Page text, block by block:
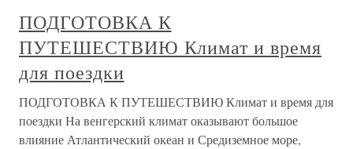
ПОДГОТОВКА К
ПУТЕШЕСТВИЮ Климат и время
для поездки
ПОДГОТОВКА К ПУТЕШЕСТВИЮ Климат и время для
поездки На венгерский климат оказывают большое
влияние Атлантический океан и Средиземное море,